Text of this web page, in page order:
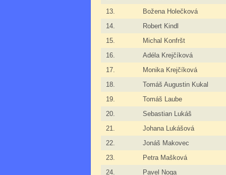
13.
Božena Holečková
14.
Robert Kindl
15.
Michal Konfršt
16.
Adéla Krejčíková
17.
Monika Krejčíková
18.
Tomáš Augustin Kukal
19.
Tomáš Laube
20.
Sebastian Lukáš
21.
Johana Lukášová
22.
Jonáš Makovec
23.
Petra Mašková
24.
Pavel Noga